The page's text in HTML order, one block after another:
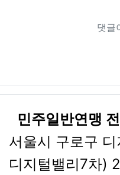
댓글
민주일반연맹
서울시 구로구
디지털밸리7차)